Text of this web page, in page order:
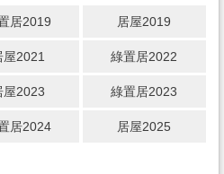
居2019 居屋2019
屋2021 綠置居2022
屋2023 綠置居2023
居2024 居屋2025